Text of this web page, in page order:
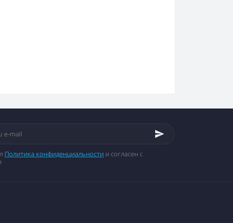
Политика конфиденциальности и согласен с